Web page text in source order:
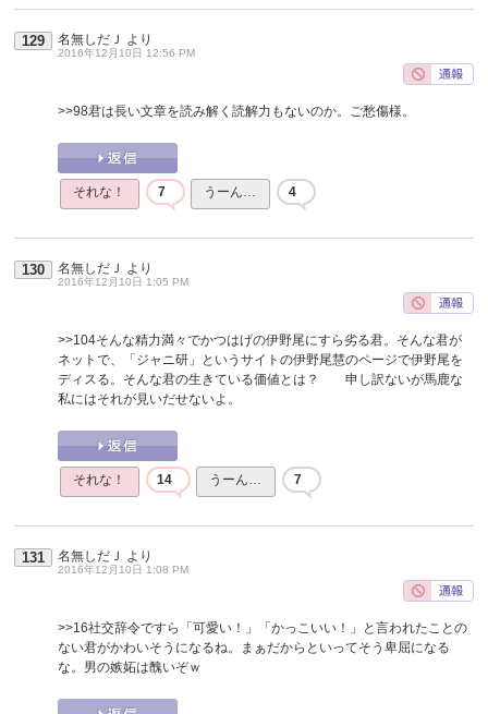
129 名無しだＪ より
2016年12月10日 12:56 PM
>>98君は長い文章を読み解く読解力もないのか。ご愁傷様。
それな！ 7 うーん… 4
130 名無しだＪ より
2016年12月10日 1:05 PM
>>104そんな精力満々でかつはげの伊野尾にすら劣る君。そんな君が
ネットで、「ジャニ研」というサイトの伊野尾慧のページで伊野尾を
ディスる。そんな君の生きている価値とは？ 申し訳ないが馬鹿な
私にはそれが見いだせないよ。
それな！ 14 うーん… 7
131 名無しだＪ より
2016年12月10日 1:08 PM
>>16社交辞令ですら「可愛い！」「かっこいい！」と言われたことの
ない君がかわいそうになるね。まぁだからといってそう卑屈になる
な。男の嫉妬は醜いぞｗ